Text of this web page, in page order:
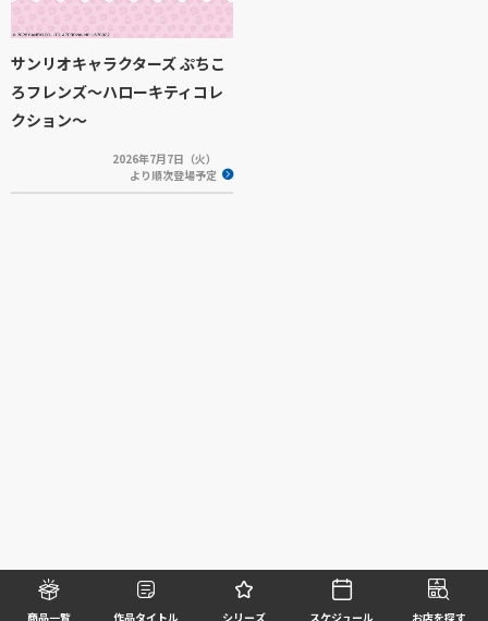
商品一覧 作品タイトル シリーズ スケジュール お店を探す
サンリオキャラクターズ ぷちこ
ろフレンズ～ハローキティコレ
クション～
2026年7月7日（火）
より順次登場予定